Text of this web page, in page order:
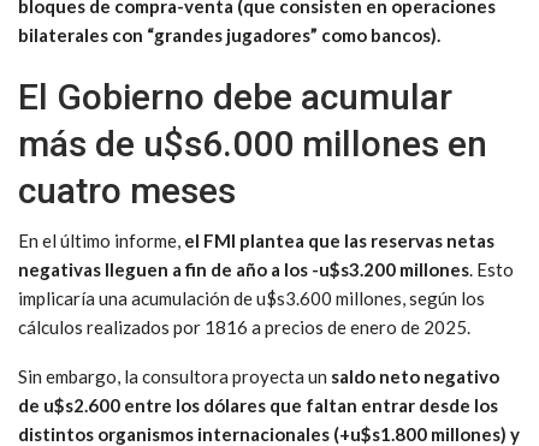
bloques de compra-venta (que consisten en operaciones
bilaterales con “grandes jugadores” como bancos).
El Gobierno debe acumular
más de u$s6.000 millones en
cuatro meses
En el último informe, el FMI plantea que las reservas netas
negativas lleguen a fin de año a los -u$s3.200 millones. Esto
implicaría una acumulación de u$s3.600 millones, según los
cálculos realizados por 1816 a precios de enero de 2025.
Sin embargo, la consultora proyecta un saldo neto negativo
de u$s2.600 entre los dólares que faltan entrar desde los
distintos organismos internacionales (+u$s1.800 millones) y